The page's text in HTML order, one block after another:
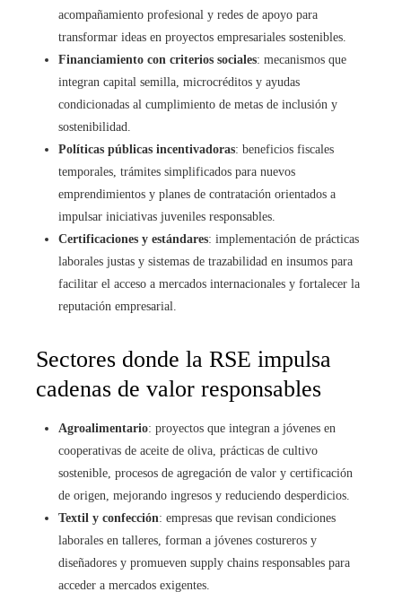
acompañamiento profesional y redes de apoyo para
transformar ideas en proyectos empresariales sostenibles.
Financiamiento con criterios sociales: mecanismos que
integran capital semilla, microcréditos y ayudas
condicionadas al cumplimiento de metas de inclusión y
sostenibilidad.
Políticas públicas incentivadoras: beneficios fiscales
temporales, trámites simplificados para nuevos
emprendimientos y planes de contratación orientados a
impulsar iniciativas juveniles responsables.
Certificaciones y estándares: implementación de prácticas
laborales justas y sistemas de trazabilidad en insumos para
facilitar el acceso a mercados internacionales y fortalecer la
reputación empresarial.
Sectores donde la RSE impulsa
cadenas de valor responsables
Agroalimentario: proyectos que integran a jóvenes en
cooperativas de aceite de oliva, prácticas de cultivo
sostenible, procesos de agregación de valor y certificación
de origen, mejorando ingresos y reduciendo desperdicios.
Textil y confección: empresas que revisan condiciones
laborales en talleres, forman a jóvenes costureros y
diseñadores y promueven supply chains responsables para
acceder a mercados exigentes.